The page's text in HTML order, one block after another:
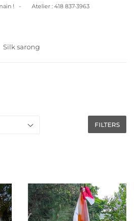
main ! - Atelier : 418 837-3963
Silk sarong
FILTERS